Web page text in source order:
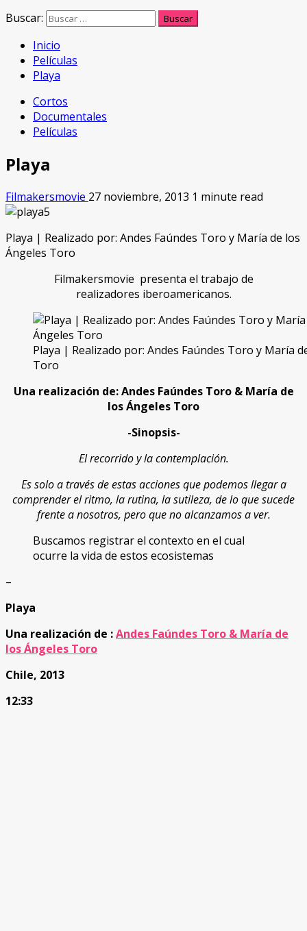
Buscar:
Inicio
Películas
Playa
Cortos
Documentales
Películas
Playa
Filmakersmovie 27 noviembre, 2013 1 minute read
Playa | Realizado por: Andes Faúndes Toro y María de los
Ángeles Toro
Filmakersmovie presenta el trabajo de
realizadores iberoamericanos.
Playa | Realizado por: Andes Faúndes Toro y María
Toro
Una realización de: Andes Faúndes Toro & María de
los Ángeles Toro
-Sinopsis-
El recorrido y la contemplación.
Es solo a través de estas acciones que podemos llegar a
comprender el ritmo, la rutina, la sutileza, de lo que sucede
frente a nosotros, pero que no alcanzamos a ver.
Buscamos registrar el contexto en el cual
ocurre la vida de estos ecosistemas
–
Playa
Una realización de :Andes Faúndes Toro & María de
los Ángeles Toro
Chile, 2013
12:33